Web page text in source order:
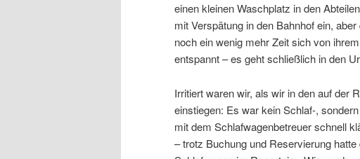
einen kleinen Waschplatz in den
mit Verspätung in den Bahnhof ein,
noch ein wenig mehr Zeit sich von
entspannt – es geht schließlich in den
Irritiert waren wir, als wir in den auf der
einstiegen: Es war kein Schlaf-,
mit dem Schlafwagenbetreuer schnell
– trotz Buchung und Reservierung